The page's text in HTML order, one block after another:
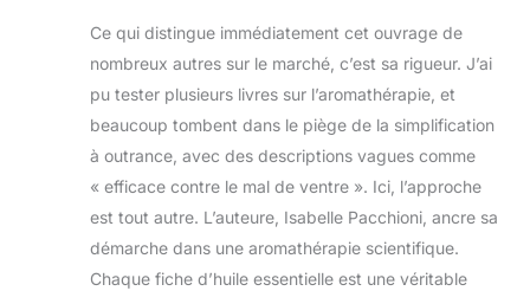
Ce qui distingue immédiatement cet ouvrage de
nombreux autres sur le marché, c’est sa rigueur. J’ai
pu tester plusieurs livres sur l’aromathérapie, et
beaucoup tombent dans le piège de la simplification
à outrance, avec des descriptions vagues comme
« efficace contre le mal de ventre ». Ici, l’approche
est tout autre. L’auteure, Isabelle Pacchioni, ancre sa
démarche dans une aromathérapie scientifique.
Chaque fiche d’huile essentielle est une véritable